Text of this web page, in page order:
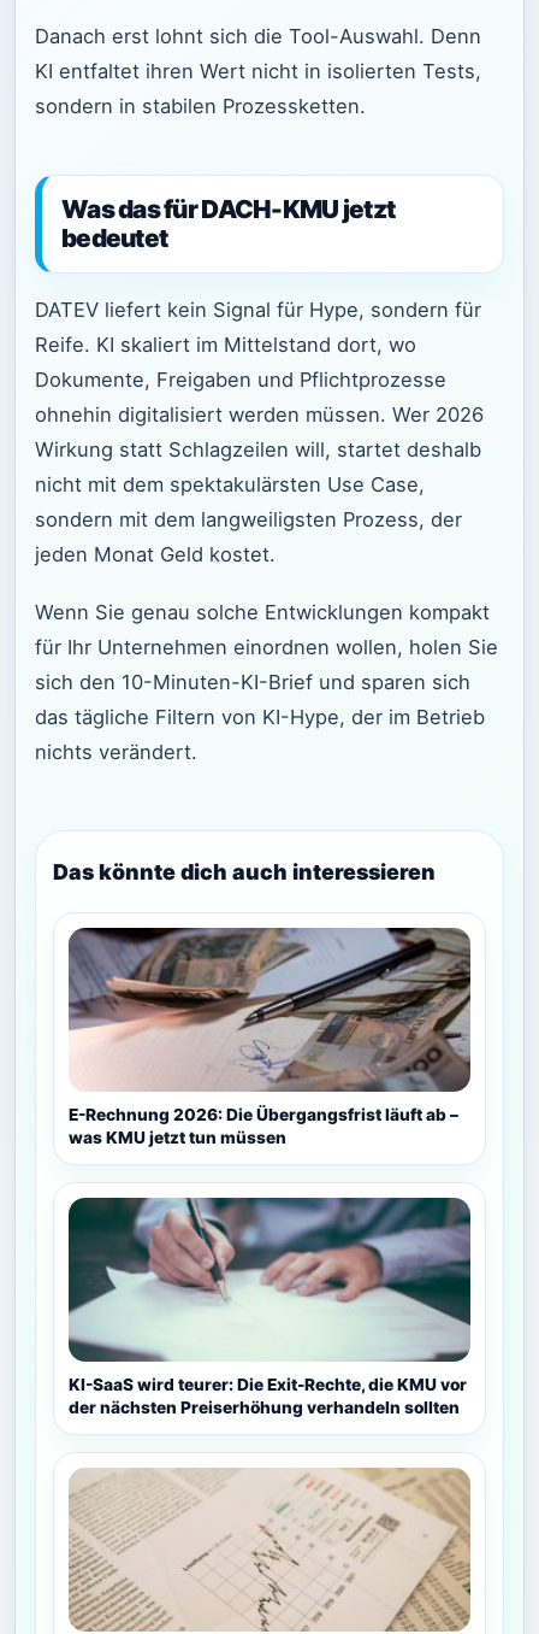
Danach erst lohnt sich die Tool-Auswahl. Denn
KI entfaltet ihren Wert nicht in isolierten Tests,
sondern in stabilen Prozessketten.
Was das für DACH-KMU jetzt
bedeutet
DATEV liefert kein Signal für Hype, sondern für
Reife. KI skaliert im Mittelstand dort, wo
Dokumente, Freigaben und Pflichtprozesse
ohnehin digitalisiert werden müssen. Wer 2026
Wirkung statt Schlagzeilen will, startet deshalb
nicht mit dem spektakulärsten Use Case,
sondern mit dem langweiligsten Prozess, der
jeden Monat Geld kostet.
Wenn Sie genau solche Entwicklungen kompakt
für Ihr Unternehmen einordnen wollen, holen Sie
sich den 10-Minuten-KI-Brief und sparen sich
das tägliche Filtern von KI-Hype, der im Betrieb
nichts verändert.
Das könnte dich auch interessieren
E-Rechnung 2026: Die Übergangsfrist läuft ab –
was KMU jetzt tun müssen
KI-SaaS wird teurer: Die Exit-Rechte, die KMU vor
der nächsten Preiserhöhung verhandeln sollten